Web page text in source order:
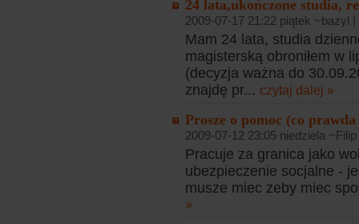
24 lata,ukończone studia,
2009-07-17 21:22 piątek ~bazyl |
Mam 24 lata, studia
magisterską obroniłem w
(decyzja ważna do
znajdę pr... czytaj dalej »
Prosze o pomoc (co
2009-07-12 23:05 niedziela
Pracuje za granica jako
ubezpieczenie socjalne -
musze miec zeby miec
»